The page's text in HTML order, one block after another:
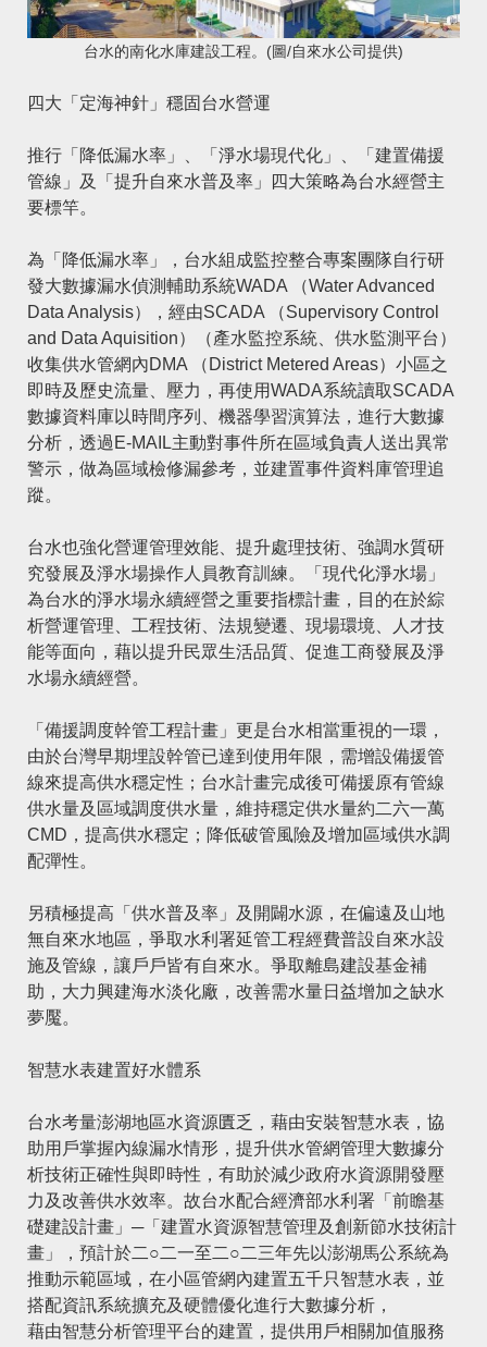
台水的南化水庫建設工程。(圖/自來水公司提供)
四大「定海神針」穩固台水營運
推行「降低漏水率」、「淨水場現代化」、「建置備援
管線」及「提升自來水普及率」四大策略為台水經營主
要標竿。
為「降低漏水率」，台水組成監控整合專案團隊自行研
發大數據漏水偵測輔助系統WADA （Water Advanced
Data Analysis），經由SCADA （Supervisory Control
and Data Aquisition）（產水監控系統、供水監測平台）
收集供水管網內DMA （District Metered Areas）小區之
即時及歷史流量、壓力，再使用WADA系統讀取SCADA
數據資料庫以時間序列、機器學習演算法，進行大數據
分析，透過E-MAIL主動對事件所在區域負責人送出異常
警示，做為區域檢修漏參考，並建置事件資料庫管理追
蹤。
台水也強化營運管理效能、提升處理技術、強調水質研
究發展及淨水場操作人員教育訓練。「現代化淨水場」
為台水的淨水場永續經營之重要指標計畫，目的在於綜
析營運管理、工程技術、法規變遷、現場環境、人才技
能等面向，藉以提升民眾生活品質、促進工商發展及淨
水場永續經營。
「備援調度幹管工程計畫」更是台水相當重視的一環，
由於台灣早期埋設幹管已達到使用年限，需增設備援管
線來提高供水穩定性；台水計畫完成後可備援原有管線
供水量及區域調度供水量，維持穩定供水量約二六一萬
CMD，提高供水穩定；降低破管風險及增加區域供水調
配彈性。
另積極提高「供水普及率」及開闢水源，在偏遠及山地
無自來水地區，爭取水利署延管工程經費普設自來水設
施及管線，讓戶戶皆有自來水。爭取離島建設基金補
助，大力興建海水淡化廠，改善需水量日益增加之缺水
夢魘。
智慧水表建置好水體系
台水考量澎湖地區水資源匱乏，藉由安裝智慧水表，協
助用戶掌握內線漏水情形，提升供水管網管理大數據分
析技術正確性與即時性，有助於減少政府水資源開發壓
力及改善供水效率。故台水配合經濟部水利署「前瞻基
礎建設計畫」─「建置水資源智慧管理及創新節水技術計
畫」，預計於二○二一至二○二三年先以澎湖馬公系統為
推動示範區域，在小區管網內建置五千只智慧水表，並
搭配資訊系統擴充及硬體優化進行大數據分析，
藉由智慧分析管理平台的建置，提供用戶相關加值服務